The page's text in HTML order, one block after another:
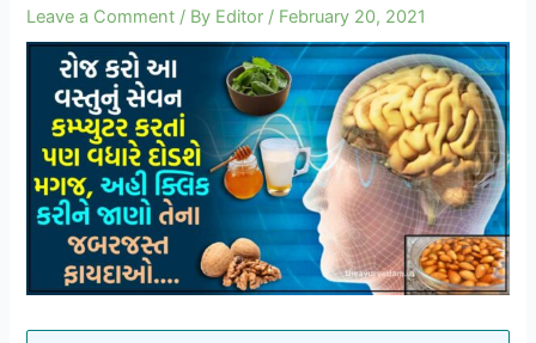
Leave a Comment / By Editor / February 20, 2021